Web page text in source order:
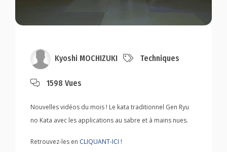
Kyoshi MOCHIZUKI Techniques
1598 Vues
Nouvelles vidéos du mois ! Le kata traditionnel Gen Ryu
no Kata avec les applications au sabre et à mains nues.
Retrouvez-les en CLIQUANT-ICI !